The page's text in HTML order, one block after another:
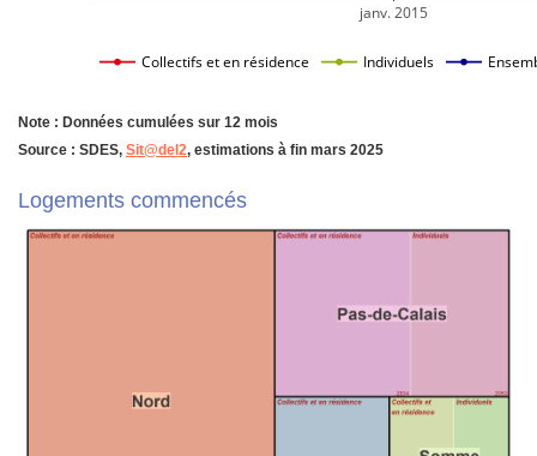
janv. 2015
Collectifs et en résidence Individuels
Note : Données cumulées sur 12 mois
Source : SDES, Sit@del2, estimations à fin mars 2025
Logements commencés